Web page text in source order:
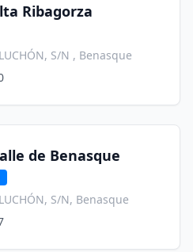
Ribagorza
AVDA. DE LUCHÓN, S/N , Benasque
de Benasque
AVDA .DE LUCHÓN, S/N, Benasque